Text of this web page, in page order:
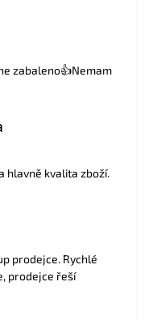
z 5 hvězdiček.
zabaleno👍Nemam
z 5 hvězdiček.
hlavně kvalita zboží.
z 5 hvězdiček.
prodejce. Rychlé
prodejce řeší